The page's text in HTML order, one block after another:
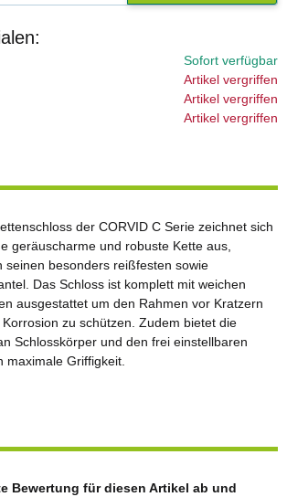
Sofort verfügbar
Artikel vergriffen
Artikel vergriffen
Artikel vergriffen
der CORVID C Serie zeichnet sich
geräuscharme und robuste Kette aus,
seinen besonders reißfesten sowie
Das Schloss ist komplett mit weichen
ausgestattet um den Rahmen vor Kratzern
zu schützen. Zudem bietet die
Schlosskörper und den frei einstellbaren
maximale Griffigkeit.
Bewertung für diesen Artikel ab und